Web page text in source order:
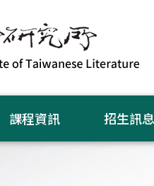
課程資訊 招生訊息